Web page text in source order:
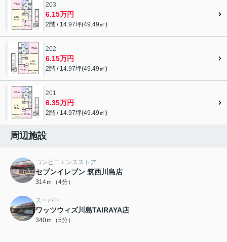
203
6.15万円
2階 / 14.97坪(49.49㎡)
202
6.15万円
2階 / 14.97坪(49.49㎡)
201
6.35万円
2階 / 14.97坪(49.49㎡)
周辺施設
コンビニエンスストア
セブンイレブン 筑西川島店
314ｍ（4分）
スーパー
ワッツウィズ川島TAIRAYA店
340ｍ（5分）